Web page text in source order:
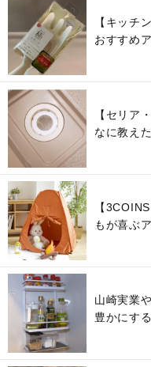
【キッチ
おすすめ
【セリア
なに教え
【
もが喜ぶ
山崎実業
豊かにす